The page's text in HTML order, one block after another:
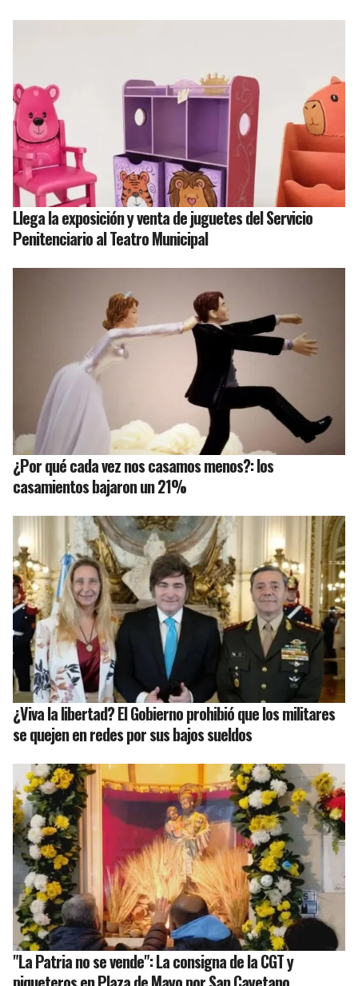
Llega la exposición y venta de juguetes del Servicio
Penitenciario al Teatro Municipal
¿Por qué cada vez nos casamos menos?: los
casamientos bajaron un 21%
¿Viva la libertad? El Gobierno prohibió que los militares
se quejen en redes por sus bajos sueldos
"La Patria no se vende": La consigna de la CGT y